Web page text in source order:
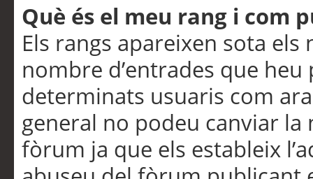
Què és el meu rang i com
Els rangs apareixen sota
nombre d’entrades que
determinats usuaris com
general no podeu canviar
fòrum ja que els estableix